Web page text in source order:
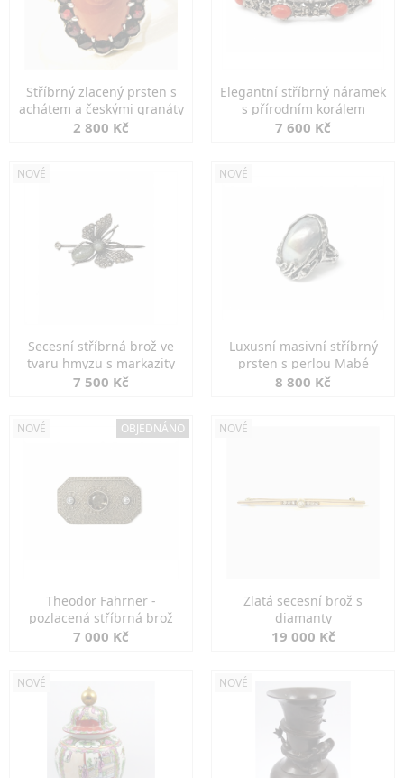
Stříbrný zlacený prsten s
achátem a českými granáty
2 800 Kč
Elegantní stříbrný náramek
s přírodním korálem
7 600 Kč
NOVÉ
Secesní stříbrná brož ve
tvaru hmyzu s markazity
7 500 Kč
NOVÉ
Luxusní masivní stříbrný
prsten s perlou Mabé
8 800 Kč
NOVÉ OBJEDNÁNO
Theodor Fahrner -
pozlacená stříbrná brož
7 000 Kč
NOVÉ
Zlatá secesní brož s
diamanty
19 000 Kč
NOVÉ NOVÉ